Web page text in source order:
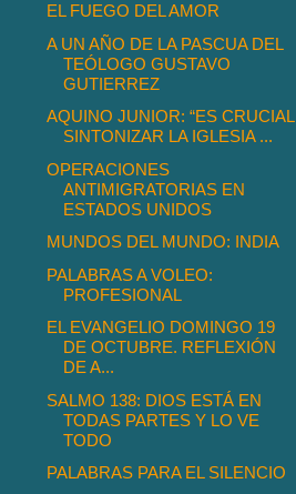
EL FUEGO DEL AMOR
A UN AÑO DE LA PASCUA DEL
TEÓLOGO GUSTAVO
GUTIERREZ
AQUINO JUNIOR: “ES CRUCIAL
SINTONIZAR LA IGLESIA ...
OPERACIONES
ANTIMIGRATORIAS EN
ESTADOS UNIDOS
MUNDOS DEL MUNDO: INDIA
PALABRAS A VOLEO:
PROFESIONAL
EL EVANGELIO DOMINGO 19
DE OCTUBRE. REFLEXIÓN
DE A...
SALMO 138: DIOS ESTÁ EN
TODAS PARTES Y LO VE
TODO
PALABRAS PARA EL SILENCIO